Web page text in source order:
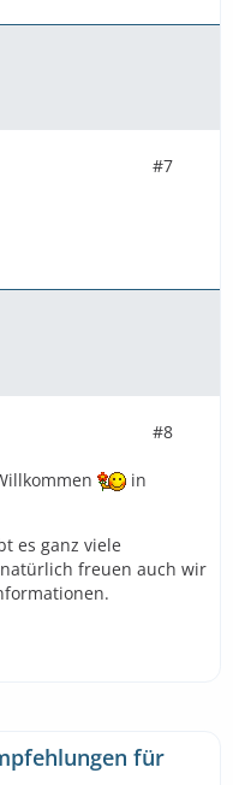
#7
#8
in
es ganz viele
freuen auch wir
für